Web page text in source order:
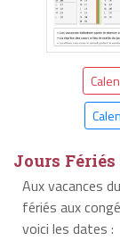
Jours Fériés
Aux vacances
fériés aux
voici les dates :